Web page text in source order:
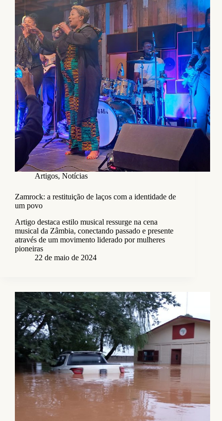
Artigos, Notícias
Zamrock: a restituição de laços com a identidade de
um povo
Artigo destaca estilo musical ressurge na cena
musical da Zâmbia, conectando passado e presente
através de um movimento liderado por mulheres
pioneiras
22 de maio de 2024